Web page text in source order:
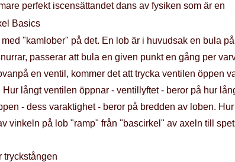
perfekt iscensättandet dans av fysiken som är en
Basics
"kamlober" på det. En lob är i huvudsak en bula
passerar att bula en given punkt en gång per
en ventil, kommer det att trycka ventilen öppen
långt ventilen öppnar - ventillyftet - beror på hur
- dess varaktighet - beror på bredden av loben.
vinkeln på lob "ramp" från "bascirkel" av axeln till
tryckstången